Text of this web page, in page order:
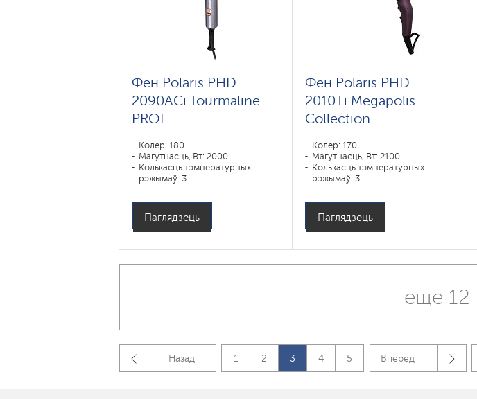
Фен Polaris PHD
2090ACi Tourmaline
PROF
Колер: 180
Магутнасць, Вт: 2000
Колькасць тэмпературных
рэжымаў: 3
Паглядзець
Фен Polaris PHD
2010Ti Megapolis
Collection
Колер: 170
Магутнасць, Вт: 2100
Колькасць тэмпературных
рэжымаў: 3
Паглядзець
еще 12
Назад 1 2 3 4 5 Вперед